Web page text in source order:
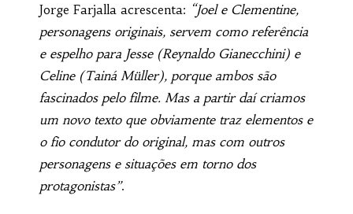
Jorge Farjalla acrescenta: “Joel e Clementine,
personagens originais, servem como referência
e espelho para Jesse (Reynaldo Gianecchini) e
Celine (Tainá Müller), porque ambos são
fascinados pelo filme. Mas a partir daí criamos
um novo texto que obviamente traz elementos e
o fio condutor do original, mas com outros
personagens e situações em torno dos
protagonistas”.